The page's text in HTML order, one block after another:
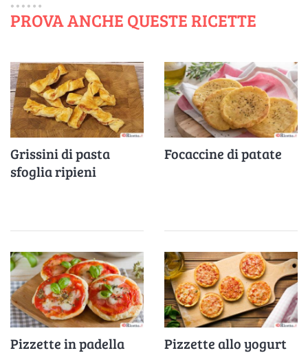
PROVA ANCHE QUESTE RICETTE
Grissini di pasta
sfoglia ripieni
Focaccine di patate
Pizzette in padella Pizzette allo yogurt